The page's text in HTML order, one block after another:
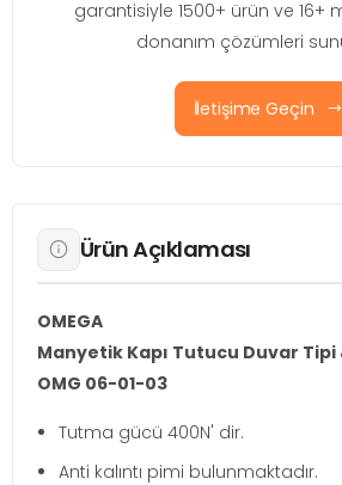
garantisiyle 1500+ ürün ve 16+
donanım çözümleri
İletişime Geçin
Ürün Açıklaması
OMEGA
Manyetik Kapı Tutucu Duvar Tipi
OMG 06-01-03
Tutma gücü 400N' dir.
Anti kalıntı pimi bulunmaktadır.